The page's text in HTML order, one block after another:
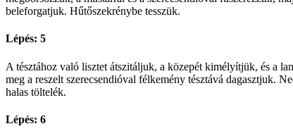
beleforgatjuk. Hűtőszekrénybe tesszük.
Lépés: 5
A tésztához való lisztet átszitáljuk, a közepét kimélyítjük, és a
meg a reszelt szerecsendióval félkemény tésztává dagasztjuk.
halas töltelék.
Lépés: 6